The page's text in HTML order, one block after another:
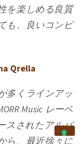
を楽しめる良質
も、良いコンピ
Qrella
多くラインアッ
Music レーベ
スされたアルバ
ら、最近徐々に